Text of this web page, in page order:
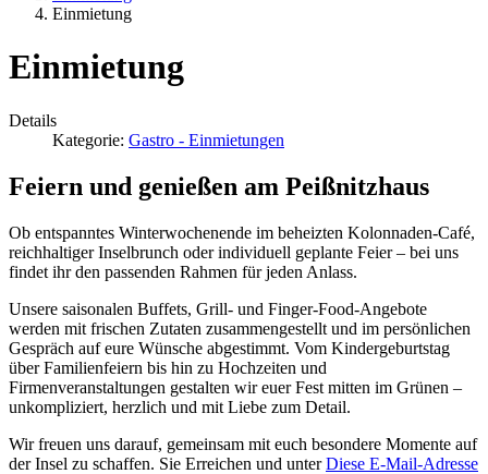
Einmietung
Einmietung
Details
Kategorie: Gastro - Einmietungen
Feiern und genießen am Peißnitzhaus
Ob entspanntes Winterwochenende im beheizten Kolonnaden-Café,
reichhaltiger Inselbrunch oder individuell geplante Feier – bei uns
findet ihr den passenden Rahmen für jeden Anlass.
Unsere saisonalen Buffets, Grill- und Finger-Food-Angebote
werden mit frischen Zutaten zusammengestellt und im persönlichen
Gespräch auf eure Wünsche abgestimmt. Vom Kindergeburtstag
über Familienfeiern bis hin zu Hochzeiten und
Firmenveranstaltungen gestalten wir euer Fest mitten im Grünen –
unkompliziert, herzlich und mit Liebe zum Detail.
Wir freuen uns darauf, gemeinsam mit euch besondere Momente auf
der Insel zu schaffen. Sie Erreichen und unterDiese E-Mail-Adresse